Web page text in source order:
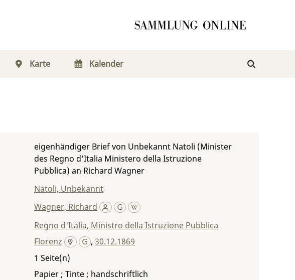
Karte Kalender
eigenhändiger Brief von Unbekannt Natoli (Minister
des Regno d'Italia Ministero della Istruzione
Pubblica) an Richard Wagner
Natoli, Unbekannt
Wagner, Richard
Regno d'Italia, Ministro della Istruzione Pubblica
Florenz ,30.12.1869
1
Papier ; Tinte ; handschriftlich